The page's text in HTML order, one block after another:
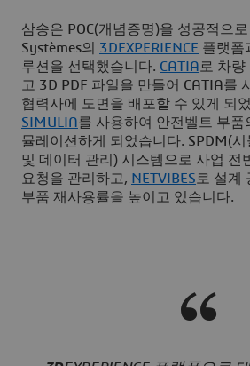
삼송은 POC(개념증명)을 성공적으
Systèmes의 3DEXPERIENCE 플랫폼
루션을 선택했습니다. CATIA 로 차
고 3D PDF 파일을 만들어 CATIA를
협력사에 도면을 배포할 수 있게 되
SIMULIA를 사용하여 안전벨트 부품
뮬레이션하게 되었습니다. SPDM(
및 데이터 관리) 시스템으로 사업 전
요청을 관리하고, NETVIBES 로 설계
부품 재사용률을 높이고 있습니다.